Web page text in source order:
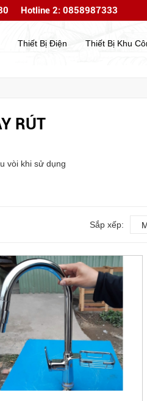
mừng bạn đến với website của
Hotline 2: 0858987333
Thiết Bị Điện Thiết Bị Khu
RÚT
vòi khi sử dụng
Sắp xếp: